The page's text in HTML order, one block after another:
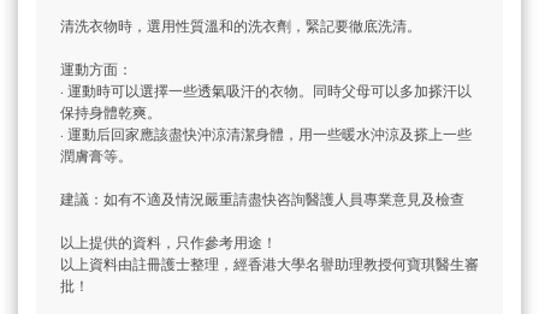
清洗衣物時，選用性質溫和的洗衣劑，緊記要徹底洗清。
運動方面：
· 運動時可以選擇一些透氣吸汗的衣物。同時父母可以多加搽汗以
保持身體乾爽。
· 運動后回家應該盡快沖涼清潔身體，用一些暖水沖涼及搽上一些
潤膚膏等。
建議：如有不適及情況嚴重請盡快咨詢醫護人員專業意見及檢查
以上提供的資料，只作參考用途！
以上資料由註冊護士整理，經香港大學名譽助理教授何寶琪醫生審
批！